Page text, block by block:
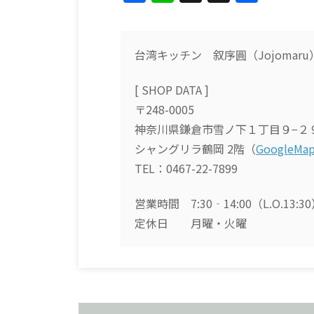
a
e
b
o
o
k
n h
a
台湾キッチン 叙序圓（Jojomaru）
[ SHOP DATA ]
〒248-0005
神奈川県鎌倉市雪ノ下１丁目９−２
シャングリラ鶴岡 2階（
TEL：0467-22-7899
営業時間 7:30‐14:00（L.O.13:30）
定休日 月曜・火曜